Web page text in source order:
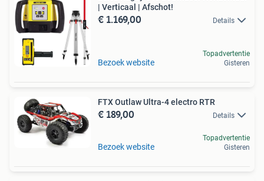
| Verticaal | Afschot!
€ 1.169,00 Details
Bezoek website
Topadvertentie
Gisteren
FTX Outlaw Ultra-4 electro RTR
€ 189,00 Details
Bezoek website
Topadvertentie
Gisteren